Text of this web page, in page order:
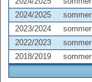
2024/2025
sommer
2023/2024
sommer
2022/2023
sommer
2018/2019
sommer